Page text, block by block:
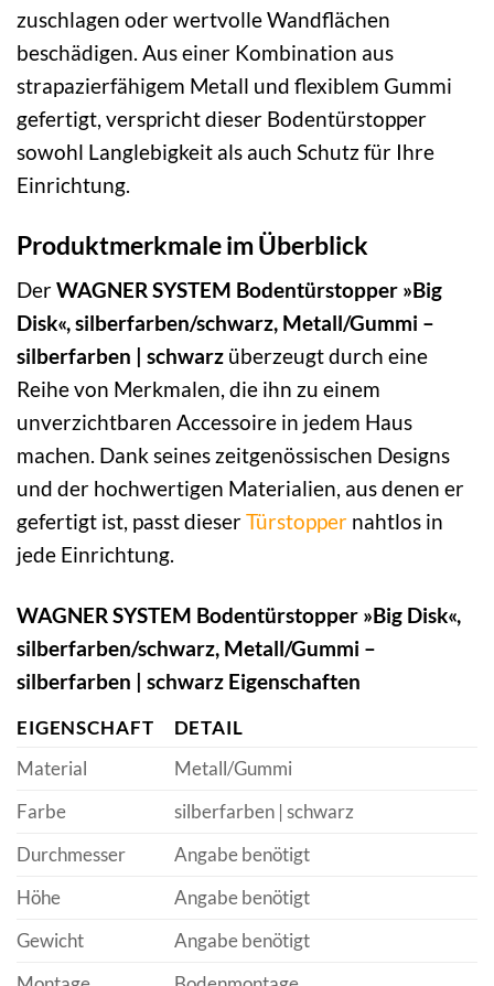
zuschlagen oder wertvolle Wandflächen
beschädigen. Aus einer Kombination aus
strapazierfähigem Metall und flexiblem Gummi
gefertigt, verspricht dieser Bodentürstopper
sowohl Langlebigkeit als auch Schutz für Ihre
Einrichtung.
Produktmerkmale im Überblick
DerWAGNER SYSTEM Bodentürstopper »Big
Disk«, silberfarben/schwarz, Metall/Gummi –
silberfarben | schwarz überzeugt durch eine
Reihe von Merkmalen, die ihn zu einem
unverzichtbaren Accessoire in jedem Haus
machen. Dank seines zeitgenössischen Designs
und der hochwertigen Materialien, aus denen er
gefertigt ist, passt dieserTürstopper nahtlos in
jede Einrichtung.
WAGNER SYSTEM Bodentürstopper »Big Disk«,
silberfarben/schwarz, Metall/Gummi –
silberfarben | schwarz Eigenschaften
EIGENSCHAFT
DETAIL
Material
Metall/Gummi
Farbe
silberfarben | schwarz
Durchmesser
Angabe benötigt
Höhe
Angabe benötigt
Gewicht
Angabe benötigt